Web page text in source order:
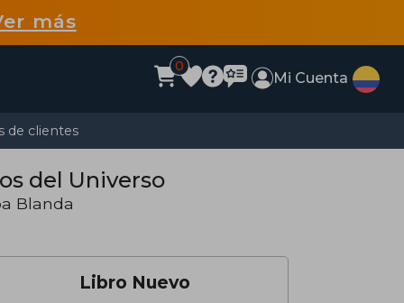
más
0
Mi Cuenta
de clientes
del Universo
Blanda
Libro Nuevo